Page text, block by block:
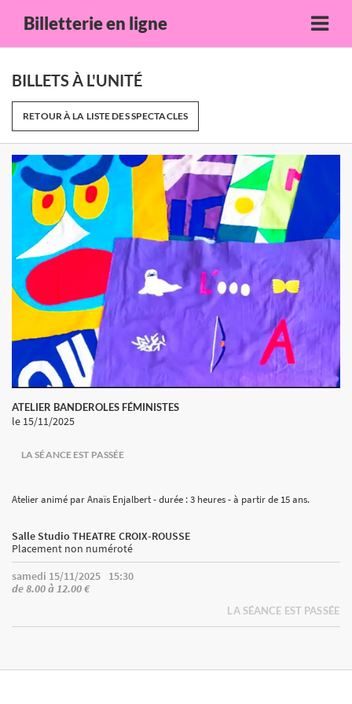
Billetterie en ligne
BILLETS À L'UNITÉ
RETOUR À LA LISTE DES SPECTACLES
ATELIER BANDEROLES FÉMINISTES
le 15/11/2025
LA SÉANCE EST PASSÉE
Atelier animé par Anaïs Enjalbert - durée : 3 heures - à partir de 15 ans.
Salle Studio THEATRE CROIX-ROUSSE
Placement non numéroté
samedi 15/11/2025
15:30
de 8.00 à 12.00 €
LA SÉANCE EST PASSÉE